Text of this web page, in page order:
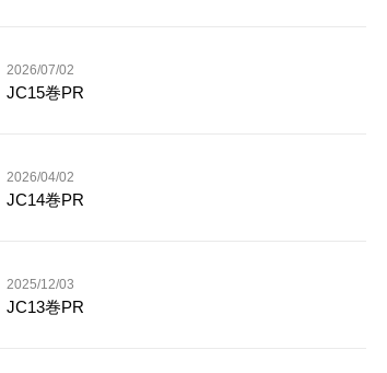
2026/07/02
JC15巻PR
2026/04/02
JC14巻PR
2025/12/03
JC13巻PR